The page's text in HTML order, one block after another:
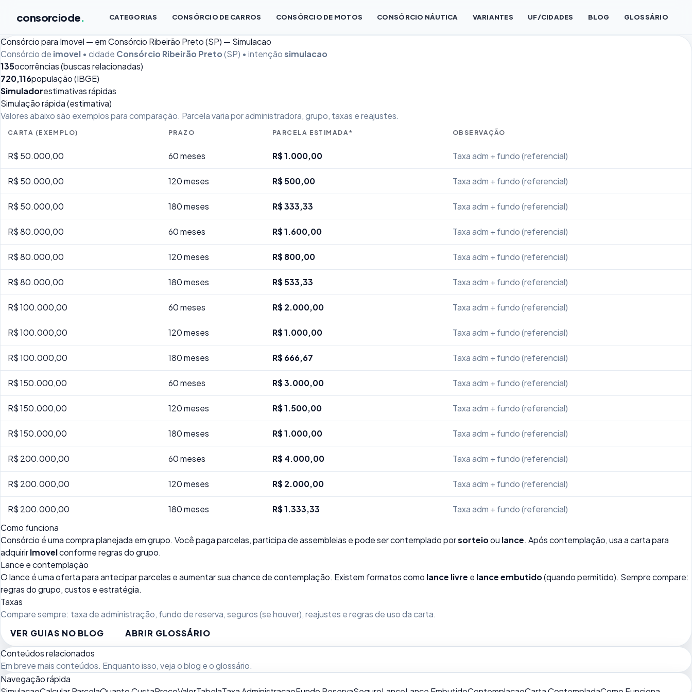
consorciode. CATEGORIAS CONSÓRCIO DE CARROS CONSÓRCIO DE MOTOS CONSÓRCIO NÁUTICA VARIANTES UF/CIDADES BLOG GLOSSÁRIO
Consórcio para Imovel — em Consórcio Ribeirão Preto (SP) — Simulacao
Consórcio de imovel • cidade Consórcio Ribeirão Preto(SP) • intençãosimulacao
135ocorrências (buscas relacionadas)
720,116população (IBGE)
Simuladorestimativas rápidas
Simulação rápida (estimativa)
Valores abaixo são exemplos para comparação. Parcela varia por administradora, grupo, taxas e reajustes.
CARTA (EXEMPLO) PRAZO PARCELA ESTIMADA* OBSERVAÇÃO
R$ 50.000,00 60 meses R$ 1.000,00 Taxa adm + fundo (referencial)
R$ 50.000,00 120 meses R$ 500,00 Taxa adm + fundo (referencial)
R$ 50.000,00 180 meses R$ 333,33 Taxa adm + fundo (referencial)
R$ 80.000,00 60 meses R$ 1.600,00 Taxa adm + fundo (referencial)
R$ 80.000,00 120 meses R$ 800,00 Taxa adm + fundo (referencial)
R$ 80.000,00 180 meses R$ 533,33 Taxa adm + fundo (referencial)
R$ 100.000,00 60 meses R$ 2.000,00 Taxa adm + fundo (referencial)
R$ 100.000,00 120 meses R$ 1.000,00 Taxa adm + fundo (referencial)
R$ 100.000,00 180 meses R$ 666,67 Taxa adm + fundo (referencial)
R$ 150.000,00 60 meses R$ 3.000,00 Taxa adm + fundo (referencial)
R$ 150.000,00 120 meses R$ 1.500,00 Taxa adm + fundo (referencial)
R$ 150.000,00 180 meses R$ 1.000,00 Taxa adm + fundo (referencial)
R$ 200.000,00 60 meses R$ 4.000,00 Taxa adm + fundo (referencial)
R$ 200.000,00 120 meses R$ 2.000,00 Taxa adm + fundo (referencial)
R$ 200.000,00 180 meses R$ 1.333,33
Taxa adm + fundo (referencial)
Como funciona
Consórcio é uma compra planejada em grupo. Você paga parcelas, participa de assembleias e pode ser contemplado porsorteioou lance. Após contemplação, usa a carta para
adquirirImovelconforme regras do grupo.
Lance e contemplação
O lance é uma oferta para antecipar parcelas e aumentar sua chance de contemplação. Existem formatos como lance livre e lance embutido(quando permitido). Sempre compare:
regras do grupo, custos e estratégia.
Taxas
Compare sempre: taxa de administração, fundo de reserva, seguros (se houver), reajustes e regras de uso da carta.
VER GUIAS NO BLOG
ABRIR GLOSSÁRIO
Conteúdos relacionados
Em breve mais conteúdos. Enquanto isso, vejao blog e oglossário.
Navegação rápida